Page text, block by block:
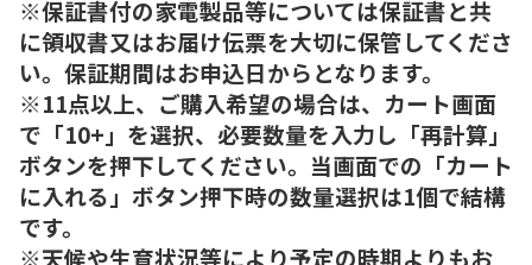
※保証書付の家電製品等については保証書と共
に領収書又はお届け伝票を大切に保管してくださ
い。保証期間はお申込日からとなります。
※11点以上、ご購入希望の場合は、カート画面
で「10+」を選択、必要数量を入力し「再計算」
ボタンを押下してください。当画面での「カート
に入れる」ボタン押下時の数量選択は1個で結構
です。
※天候や生育状況等により予定の時期よりもお